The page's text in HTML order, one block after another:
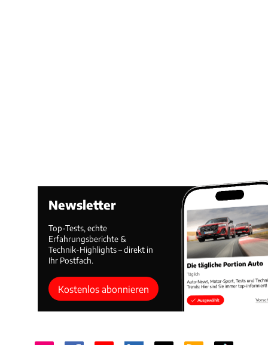
Newsletter
Top-Tests, echte
Erfahrungsberichte &
Technik-Highlights – direkt in
Ihr Postfach.
Kostenlos abonnieren